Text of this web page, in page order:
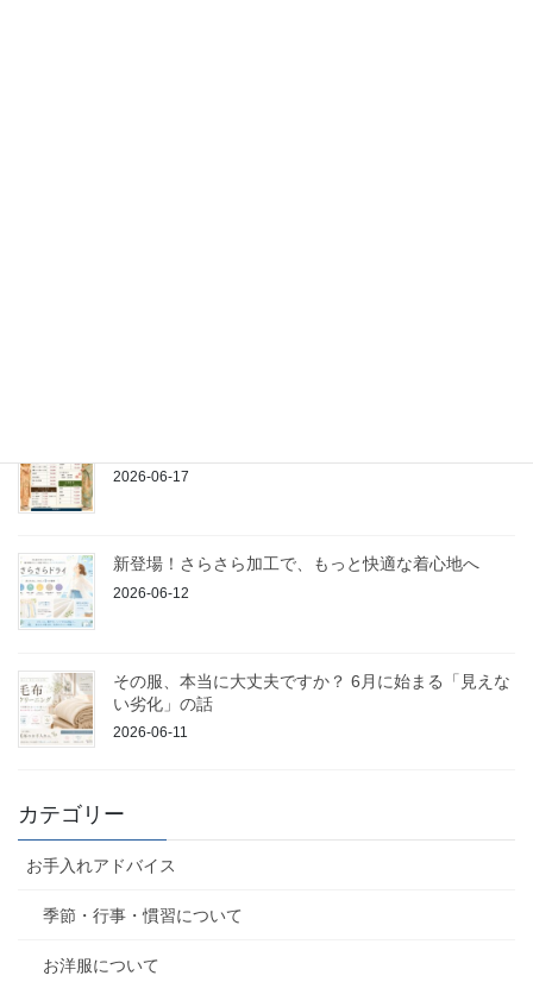
2026-06-17
新登場！さらさら加工で、もっと快適な着心地へ
2026-06-12
その服、本当に大丈夫ですか？ 6月に始まる「見えな
い劣化」の話
2026-06-11
カテゴリー
お手入れアドバイス
季節・行事・慣習について
お洋服について